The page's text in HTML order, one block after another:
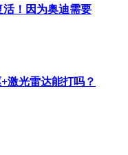
活！因为奥迪需要
激光雷达能打吗？